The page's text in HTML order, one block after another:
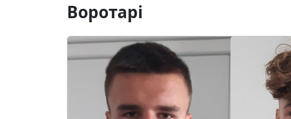
Воротарі